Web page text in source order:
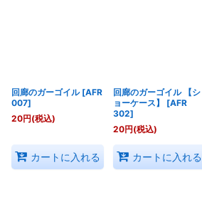
回廊のガーゴイル [AFR
007]
20円(税込)
カートに入れる
回廊のガーゴイル 【シ
ョーケース】
[AFR
302]
20円(税込)
カートに入れる